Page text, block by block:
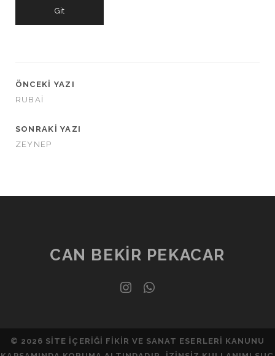
ÖNCEKI YAZI
RUBAİ
SONRAKI YAZI
ZEYNEP
CAN BEKIR PEKACAR
instagram
whatsapp
© 2026 SITE IÇERIĞI FIKIR VE SANAT ESERLERI KANUNU